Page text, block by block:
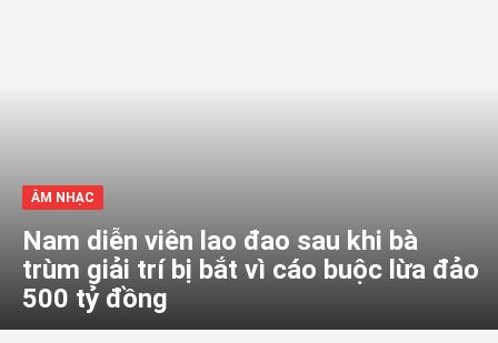
ÂM NHẠC
Nam diễn viên lao đao sau khi bà
trùm giải trí bị bắt vì cáo buộc lừa đảo
500 tỷ đồng